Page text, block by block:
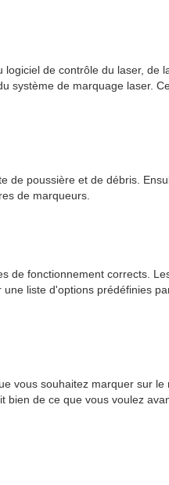
de contrôle du laser, de
système de marquage laser.
de poussière et de débris.
de marqueurs.
de fonctionnement corrects.
liste d'options prédéfinies
vous souhaitez marquer sur le
bien de ce que vous voulez